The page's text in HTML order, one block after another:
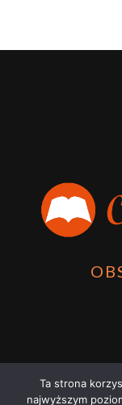
Ta strona
najwyższym